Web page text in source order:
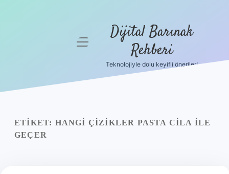
Yasal Uyarı
menüyü
Dijital Barınak
Rehberi
Teknolojiyle dolu keyifli öneriler!
ETIKET: HANGI ÇIZIKLER PASTA CILA ILE
GEÇER